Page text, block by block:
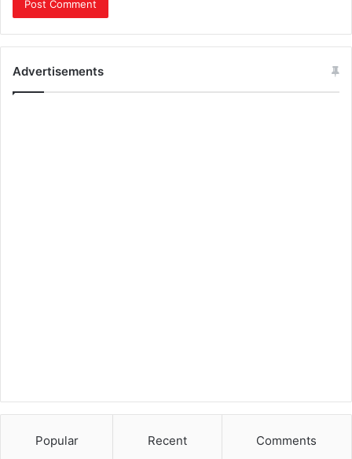
Advertisements
Popular Recent Comments